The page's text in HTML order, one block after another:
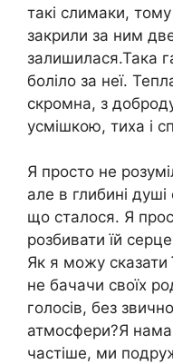
такі слимаки,
закрили за ним
залишилася.Така
боліло за неї.
скромна, з
усмішкою, тиха і
Я просто не
але в глибині
що сталося. Я
розбивати їй
Як я можу сказати
не бачачи своїх
голосів, без
атмосфери?Я
частіше, ми